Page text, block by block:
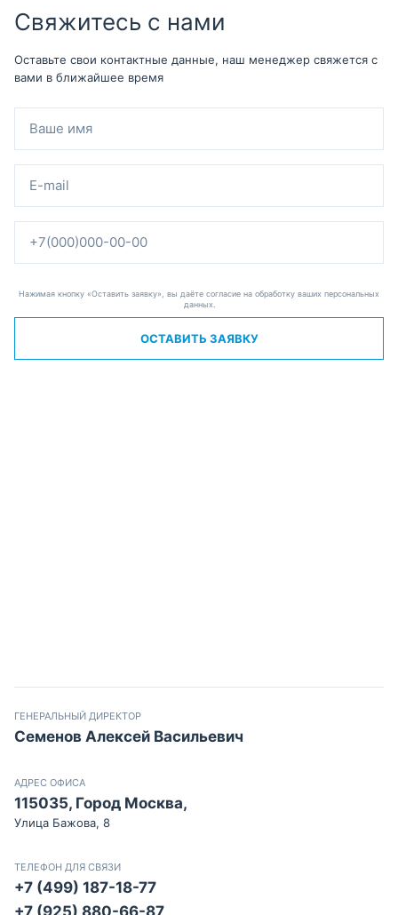
Свяжитесь с нами
Оставьте свои контактные данные, наш менеджер свяжется с
вами в ближайшее время
Нажимая кнопку «Оставить заявку», вы даёте согласие на обработку ваших персональных
данных.
ОСТАВИТЬ ЗАЯВКУ
ГЕНЕРАЛЬНЫЙ ДИРЕКТОР
Семенов Алексей Васильевич
АДРЕС ОФИСА
115035, Город Москва,
Улица Бажова, 8
ТЕЛЕФОН ДЛЯ СВЯЗИ
+7 (499) 187-18-77
+7 (925) 880-66-87